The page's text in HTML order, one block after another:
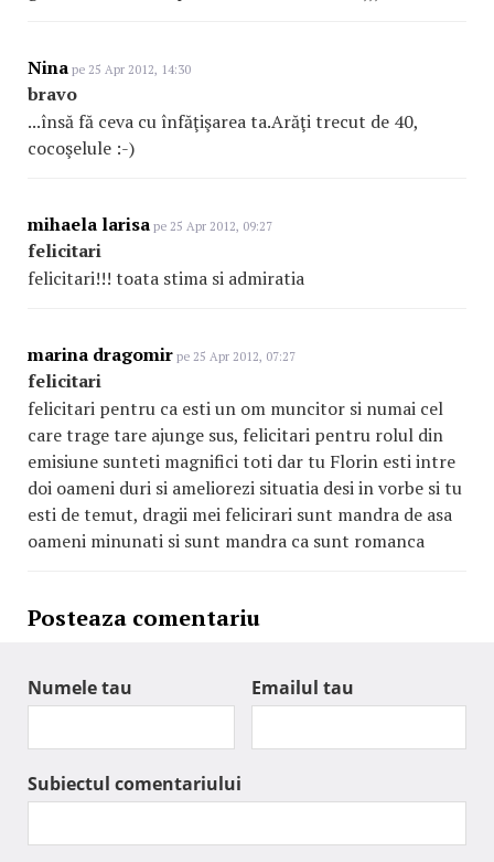
Nina pe 25 Apr 2012, 14:30
bravo
...însă fă ceva cu înfăţişarea ta.Arăţi trecut de 40,
cocoşelule :-)
mihaela larisa pe 25 Apr 2012, 09:27
felicitari
felicitari!!! toata stima si admiratia
marina dragomir pe 25 Apr 2012, 07:27
felicitari
felicitari pentru ca esti un om muncitor si numai cel
care trage tare ajunge sus, felicitari pentru rolul din
emisiune sunteti magnifici toti dar tu Florin esti intre
doi oameni duri si ameliorezi situatia desi in vorbe si tu
esti de temut, dragii mei felicirari sunt mandra de asa
oameni minunati si sunt mandra ca sunt romanca
Posteaza comentariu
Numele tau Emailul tau
Subiectul comentariului